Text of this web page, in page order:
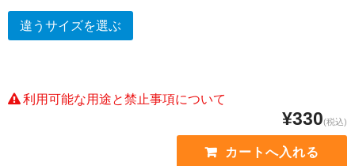
違うサイズを選ぶ
利用可能な用途と禁止事項について
¥330(税込)